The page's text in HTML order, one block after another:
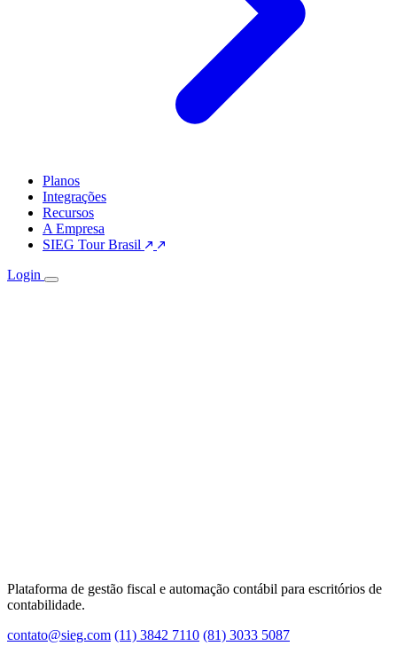
Planos
Integrações
Recursos
A Empresa
SIEG Tour Brasil
Login
Plataforma de gestão fiscal e automação contábil para escritórios de
contabilidade.
contato@sieg.com (11) 3842 7110 (81) 3033 5087